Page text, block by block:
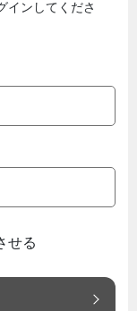
インしてくださ
せる